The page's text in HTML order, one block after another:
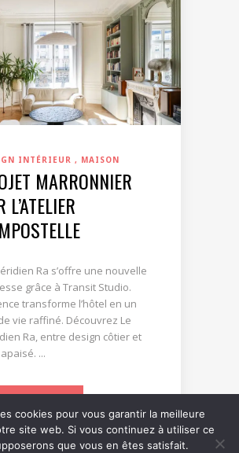
INTÉRIEUR MAISON
MARRONNIER
L’ATELIER
Ra s’offre une nouvelle
grâce à Transit Studio.
transforme l’hôtel en un
vie raffiné. Découvrez Le
Ra, entre design côtier et
...
cookies pour vous garantir la meilleure
site web. Si vous continuez à utiliser ce
que vous en êtes satisfait.